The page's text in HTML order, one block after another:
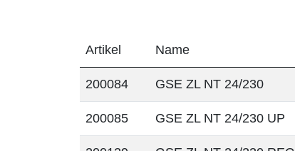
Artikel Name
200084 GSE ZL NT 24/230
200085 GSE ZL NT 24/230 UP